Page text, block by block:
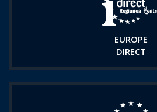
EUROPE
DIRECT